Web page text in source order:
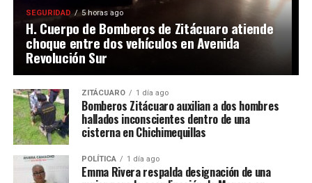
SEGURIDAD 5 horas ago
H. Cuerpo de Bomberos de Zitácuaro atiende
choque entre dos vehículos en Avenida
Revolución Sur
ZITÁCUARO 1 día ago
Bomberos Zitácuaro auxilian a dos hombres
hallados inconscientes dentro de una
cisterna en Chichimequillas
POLÍTICA 1 día ago
Emma Rivera respalda designación de una